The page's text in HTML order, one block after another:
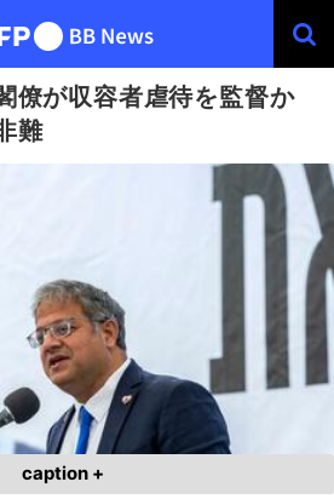
僚が収容者虐待を監督か
難
caption +